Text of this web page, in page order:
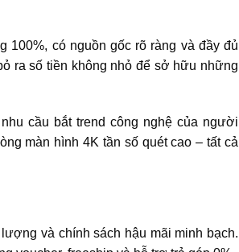
100%, có nguồn gốc rõ ràng và đầy đủ
ra số tiền không nhỏ để sở hữu những
cầu bắt trend công nghệ của người
màn hình 4K tần số quét cao – tất cả
và chính sách hậu mãi minh bạch.